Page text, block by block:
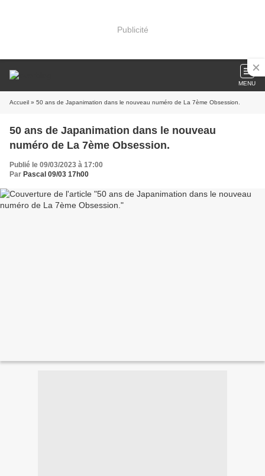
Publicité
MENU
Accueil » 50 ans de Japanimation dans le nouveau numéro de La 7ème Obsession.
50 ans de Japanimation dans le nouveau
numéro de La 7ème Obsession.
Publié le 09/03/2023 à 17:00
Par Pascal 09/03 17h00